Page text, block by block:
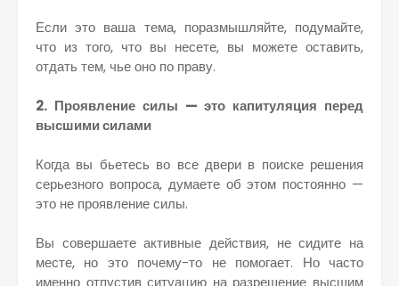
Если это ваша тема, поразмышляйте, подумайте,
что из того, что вы несете, вы можете оставить,
отдать тем, чье оно по праву.
2. Проявление силы — это капитуляция перед
высшими силами
Когда вы бьетесь во все двери в поиске решения
серьезного вопроса, думаете об этом постоянно —
это не проявление силы.
Вы совершаете активные действия, не сидите на
месте, но это почему-то не помогает. Но часто
именно отпустив ситуацию на разрешение высшим